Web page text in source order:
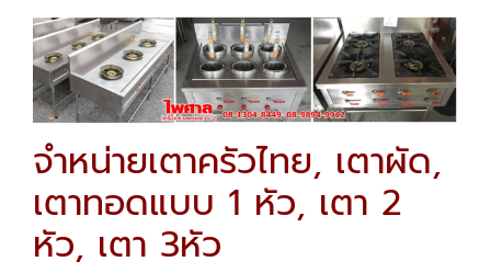
จำหน่ายเตาครัวไทย, เตาผัด,
เตาทอดแบบ 1 หัว, เตา 2
หัว, เตา 3หัว